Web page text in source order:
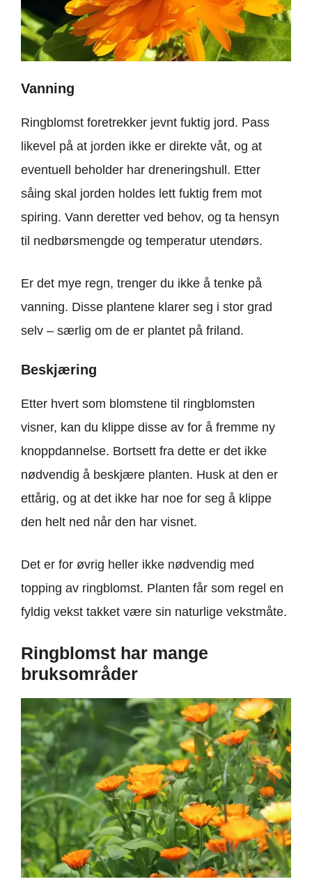
Vanning
Ringblomst foretrekker jevnt fuktig jord. Pass
likevel på at jorden ikke er direkte våt, og at
eventuell beholder har dreneringshull. Etter
såing skal jorden holdes lett fuktig frem mot
spiring. Vann deretter ved behov, og ta hensyn
til nedbørsmengde og temperatur utendørs.
Er det mye regn, trenger du ikke å tenke på
vanning. Disse plantene klarer seg i stor grad
selv – særlig om de er plantet på friland.
Beskjæring
Etter hvert som blomstene til ringblomsten
visner, kan du klippe disse av for å fremme ny
knoppdannelse. Bortsett fra dette er det ikke
nødvendig å beskjære planten. Husk at den er
ettårig, og at det ikke har noe for seg å klippe
den helt ned når den har visnet.
Det er for øvrig heller ikke nødvendig med
topping av ringblomst. Planten får som regel en
fyldig vekst takket være sin naturlige vekstmåte.
Ringblomst har mange
bruksområder